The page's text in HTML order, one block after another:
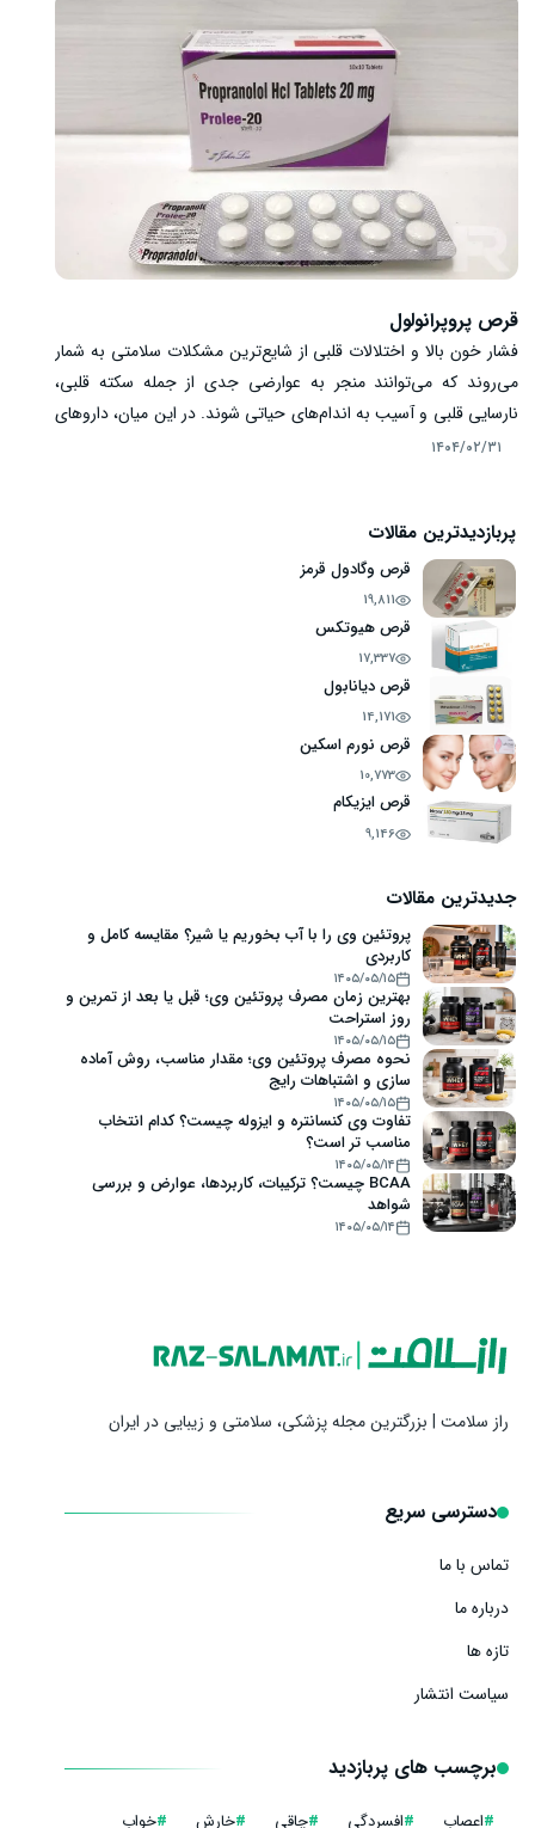
به بررسی نحوه عملکرد، موارد مصرف و طریقه مصرف قرص آملوپرس
در مدیریت این بیماری‌ها می‌پردازیم.
قرص پروپرانولول
فشار خون بالا و اختلالات قلبی از شایع‌ترین مشکلات سلامتی به شمار
می‌روند که می‌توانند منجر به عوارضی جدی از جمله سکته قلبی،
نارسایی قلبی و آسیب به اندام‌های حیاتی شوند. در این میان، داروهای
بتابلوکر مانند قرص پروپرانولول نقش مهمی در مدیریت این بیماری‌ها
غیرطبیعی قلب خواهد شد. در ادامه به بررسی موارد مصرف، طریقه
مصرف و عوارض پروپرانولول می‌پردازیم.
۱۴۰۴/۰۲/۳۱
پربازدیدترین مقالات
قرص وگادول قرمز
19,811
قرص هیوتکس
17,337
قرص دیانابول
14,171
قرص نورم اسکین
10,773
قرص ایزیکام
9,146
جدیدترین مقالات
پروتئین وی را با آب بخوریم یا شیر؟ مقایسه کامل و
کاربردی
۱۴۰۵/۰۵/۱۵
بهترین زمان مصرف پروتئین وی؛ قبل یا بعد از تمرین و
روز استراحت
۱۴۰۵/۰۵/۱۵
نحوه مصرف پروتئین وی؛ مقدار مناسب، روش آماده
سازی و اشتباهات رایج
۱۴۰۵/۰۵/۱۵
تفاوت وی کنسانتره و ایزوله چیست؟ کدام انتخاب
مناسب تر است؟
۱۴۰۵/۰۵/۱۴
BCAA چیست؟ ترکیبات، کاربردها، عوارض و بررسی
شواهد
۱۴۰۵/۰۵/۱۴
راز سلامت | بزرگترین مجله پزشکی، سلامتی و زیبایی در ایران
دسترسی سریع
تماس با ما
درباره ما
تازه ها
سیاست انتشار
برچسب های پربازدید
#اعصاب #افسردگی #چاقی #خارش #خواب